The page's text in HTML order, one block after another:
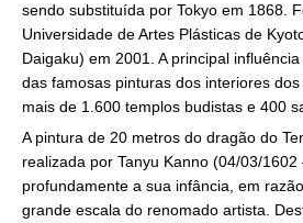
sendo substituída por Tokyo em 1868.
Universidade de Artes Plásticas de
Daigaku) em 2001. A principal
das famosas pinturas dos interiores
mais de 1.600 templos budistas e 400
A pintura de 20 metros do dragão do
realizada por Tanyu Kanno (04/03/
profundamente a sua infância, em
grande escala do renomado artista.